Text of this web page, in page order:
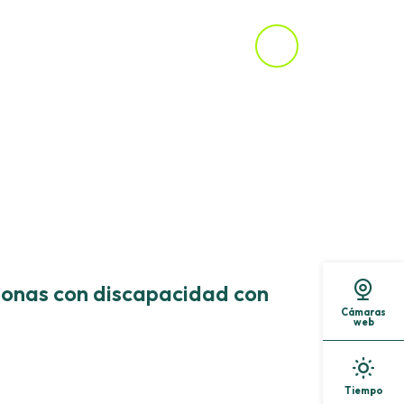
Cámaras
web
Tiempo
con discapacidad con